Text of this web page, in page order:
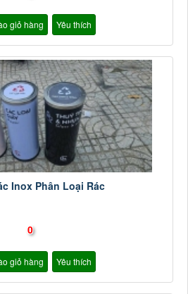
giỏ hàng Yêu thích
Inox Phân Loại Rác
0
giỏ hàng Yêu thích